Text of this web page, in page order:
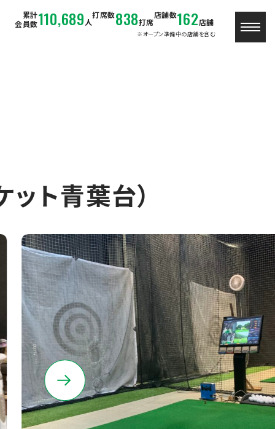
累計
会員数110,689 人
打席数838打席
店舗数162店舗
※オープン準備中の店舗を含む
ト青葉台）